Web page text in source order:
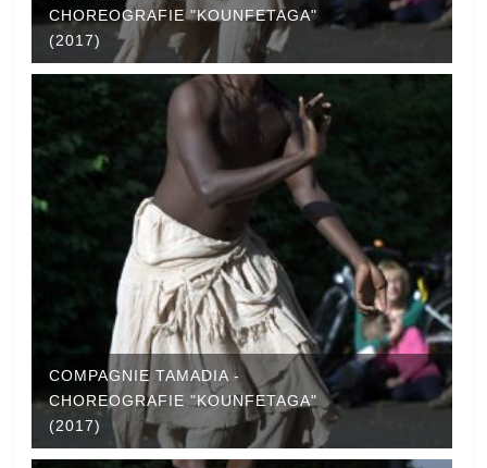
CHOREOGRAFIE "KOUNFETAGA"
(2017)
COMPAGNIE TAMADIA -
CHOREOGRAFIE "KOUNFETAGA"
(2017)